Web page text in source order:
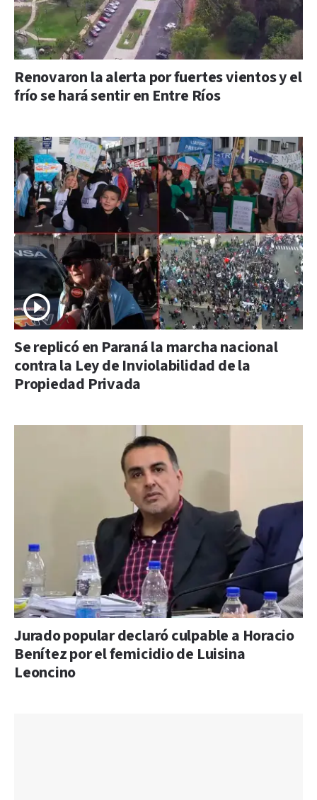
Renovaron la alerta por fuertes vientos y el
frío se hará sentir en Entre Ríos
Se replicó en Paraná la marcha nacional
contra la Ley de Inviolabilidad de la
Propiedad Privada
Jurado popular declaró culpable a Horacio
Benítez por el femicidio de Luisina
Leoncino